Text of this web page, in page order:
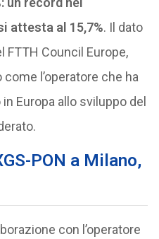
attesta al 15,7%. Il dato
FTTH Council Europe,
l’operatore che ha
Europa allo sviluppo del
PON a Milano,
con l’operatore